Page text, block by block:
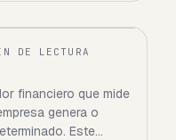
DE LECTURA
financiero que mide
genera o
Este